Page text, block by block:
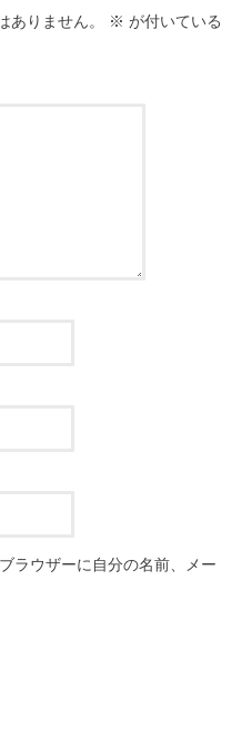
ありません。 ※ が付いている
ラウザーに自分の名前、メー